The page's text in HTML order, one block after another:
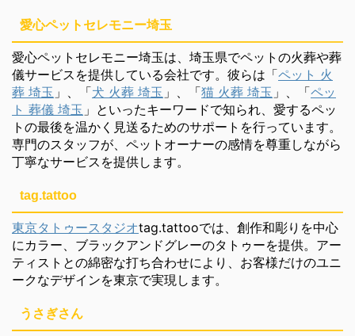
愛心ペットセレモニー埼玉
愛心ペットセレモニー埼玉は、埼玉県でペットの火葬や葬
儀サービスを提供している会社です。彼らは「ペット 火
葬 埼玉 」、「犬 火葬 埼玉 」、「猫 火葬 埼玉 」、「ペッ
ト 葬儀 埼玉 」といったキーワードで知られ、愛するペッ
トの最後を温かく見送るためのサポートを行っています。
専門のスタッフが、ペットオーナーの感情を尊重しながら
丁寧なサービスを提供します。
tag.tattoo
東京タトゥースタジオtag.tattooでは、創作和彫りを中心
にカラー、ブラックアンドグレーのタトゥーを提供。アー
ティストとの綿密な打ち合わせにより、お客様だけのユニ
ークなデザインを東京で実現します。
うさぎさん